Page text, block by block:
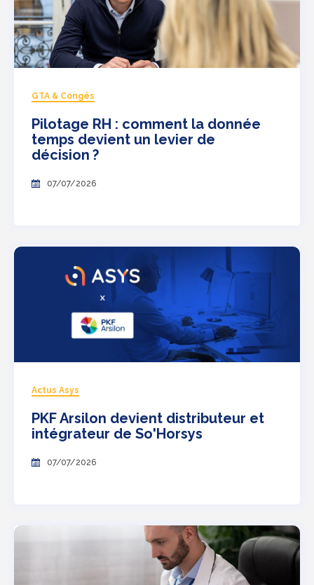
GTA & Congés
Pilotage RH : comment la donnée
temps devient un levier de
décision ?
07/07/2026
Actus Asys
PKF Arsilon devient distributeur et
intégrateur de So'Horsys
07/07/2026